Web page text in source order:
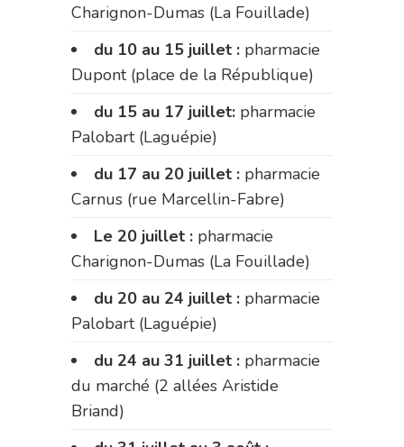
Charignon-Dumas (La Fouillade)
du 10 au 15 juillet : pharmacie
Dupont (place de la République)
du 15 au 17 juillet: pharmacie
Palobart (Laguépie)
du 17 au 20 juillet : pharmacie
Carnus (rue Marcellin-Fabre)
Le 20 juillet : pharmacie
Charignon-Dumas (La Fouillade)
du 20 au 24 juillet : pharmacie
Palobart (Laguépie)
du 24 au 31 juillet : pharmacie
du marché (2 allées Aristide
Briand)